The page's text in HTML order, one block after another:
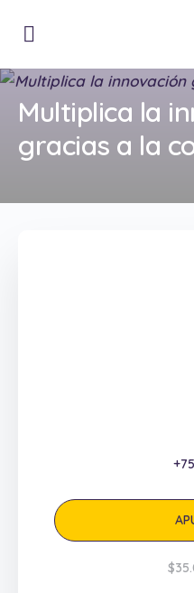
Multiplica la
gracias a la
+75